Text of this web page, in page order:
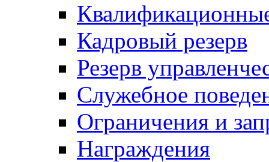
Кадровый резерв
Резерв
Служебное
Ограничения и
Награждения